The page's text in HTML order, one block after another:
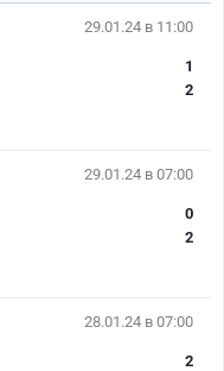
29.01.24 в 11:00
1
2
29.01.24 в 07:00
0
2
28.01.24 в 07:00
2